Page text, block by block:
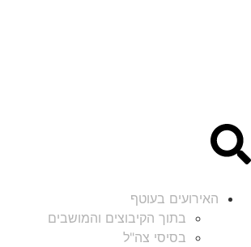
האירועים בעוטף
בתוך הקיבוצים והמושבים
בסיסי צה"ל